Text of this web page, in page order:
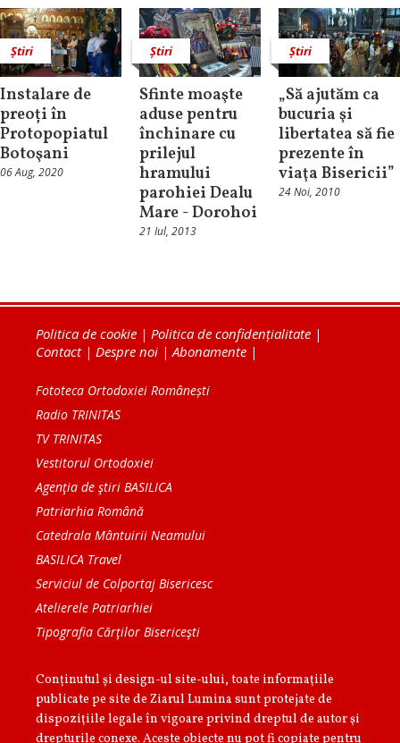
Știri
Instalare de
preoți în
Protopopiatul
Botoşani
06 Aug, 2020
Știri
Sfinte moaşte
aduse pentru
închinare cu
prilejul
hramului
parohiei Dealu
Mare - Dorohoi
21 Iul, 2013
Știri
„Să ajutăm ca
bucuria şi
libertatea să fie
prezente în
viaţa Bisericii”
24 Noi, 2010
Politica de cookie | Politica de confidențialitate |
Contact| Despre noi | Abonamente |
Fototeca Ortodoxiei Românești
Radio TRINITAS
TV TRINITAS
Vestitorul Ortodoxiei
Agenţia de ştiri BASILICA
Patriarhia Română
Catedrala Mântuirii Neamului
BASILICA Travel
Serviciul de Colportaj Bisericesc
Atelierele Patriarhiei
Tipografia Cărţilor Bisericeşti
Conținutul și design-ul site-ului, toate informaţiile
publicate pe site de Ziarul Lumina sunt protejate de
dispoziţiile legale în vigoare privind dreptul de autor şi
drepturile conexe. Aceste obiecte nu pot fi copiate pentru